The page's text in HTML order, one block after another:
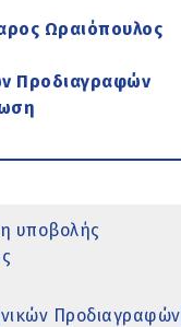
Ωραιόπουλος
Προδιαγραφών
υποβολής
Προδιαγραφών